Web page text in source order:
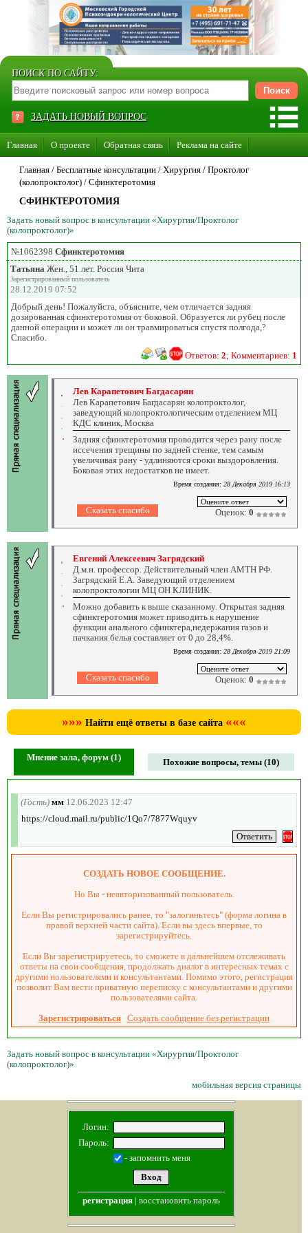
ПОИСК ПО САЙТУ:
ЗАДАТЬ НОВЫЙ ВОПРОС
Главная О проекте Обратная связь Реклама на сайте
Стать консультантом нашего сайта
Главная / Бесплатные консультации / Хирургия / Проктолог
(колопроктолог) / Сфинктеротомия
СФИНКТЕРОТОМИЯ
Задать новый вопрос в консультации «Хирургия/Проктолог
(колопроктолог)»
№1062398 Сфинктеротомия
Татьяна Жен., 51 лет. Россия Чита
Зарегистрированный пользователь
28.12.2019 07:52
Добрый день! Пожалуйста, объясните, чем отличается задняя
дозированная сфинктеротомия от боковой. Образуется ли рубец после
данной операции и может ли он травмироваться спустя полгода,?
Спасибо.
Ответов: 2; Комментариев: 1
Лев Карапетович Багдасарян
Лев Карапетович Багдасарян колопроктолог,
заведующий колопроктологическим отделением МЦ
КДС клиник, Москва
Задняя сфинктеротомия проводится через рану после
иссечения трещины по задней стенке, тем самым
увеличивая рану - удлиняются сроки выздоровления.
Боковая этих недостатков не имеет.
Время создания: 28 Декабря 2019 16:13
Оценок: 0
Евгений Алексеевич Загрядский
Д.м.н. профессор. Действительный член АМТН РФ.
Загрядский Е.А. Заведующий отделением
колопроктологии МЦ ОН КЛИНИК.
Можно добавить к выше сказанному. Открытая задняя
сфинктеротомия может приводить к нарушение
функции анального сфинктера,недержания газов и
пачкания белья составляет от 0 до 28,4%.
Время создания: 28 Декабря 2019 21:09
Оценок: 0
»»» Найти ещё ответы в базе сайта «««
Мнение зала, форум (1) Похожие вопросы, темы (10)
(Гость) мм 12.06.2023 12:47
https://cloud.mail.ru/public/1Qo7/7877Wquyv
СОЗДАТЬ НОВОЕ СООБЩЕНИЕ.
Но Вы - неавторизованный пользователь.
Если Вы регистрировались ранее, то "залогиньтесь" (форма логина в
правой верхней части сайта). Если вы здесь впервые, то
зарегистрируйтесь.
Если Вы зарегистрируетесь, то сможете в дальнейшем отслеживать
ответы на свои сообщения, продолжать диалог в интересных темах с
другими пользователями и консультантами. Помимо этого, регистрация
позволит Вам вести приватную переписку с консультантами и другими
пользователями сайта.
Зарегистрироваться Создать сообщение без регистрации
Задать новый вопрос в консультации «Хирургия/Проктолог
(колопроктолог)»
мобильная версия страницы
Логин:
Пароль:
- запомнить меня
регистрация| восстановить пароль